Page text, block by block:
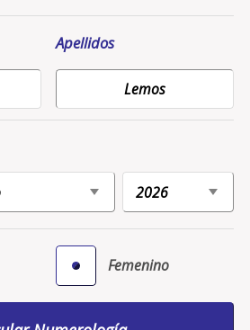
Apellidos
Femenino